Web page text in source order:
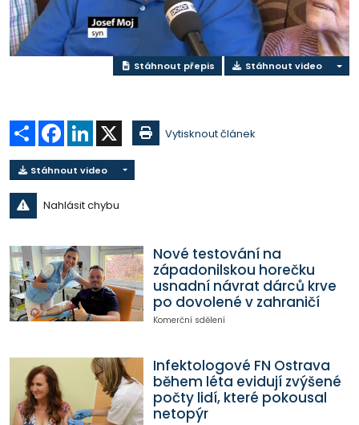
video
Stáhnout přepis Stáhnout video
Sdílet Facebook
LinkedIn Vytisknout článek
Stáhnout video
Nahlásit chybu
Nové testování na
západonilskou horečku
usnadní návrat dárců krve
po dovolené v zahraničí
Komerční sdělení
Infektologové FN Ostrava
během léta evidují zvýšené
počty lidí, které pokousal
netopýr